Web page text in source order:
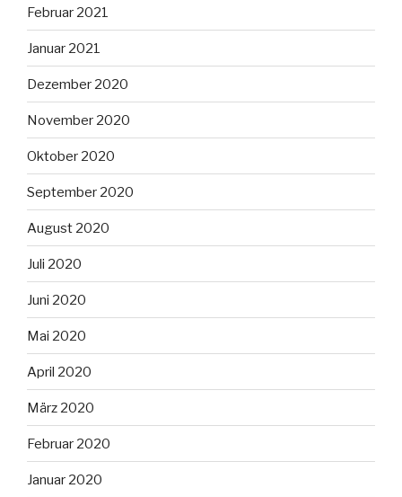
Februar 2021
Januar 2021
Dezember 2020
November 2020
Oktober 2020
September 2020
August 2020
Juli 2020
Juni 2020
Mai 2020
April 2020
März 2020
Februar 2020
Januar 2020